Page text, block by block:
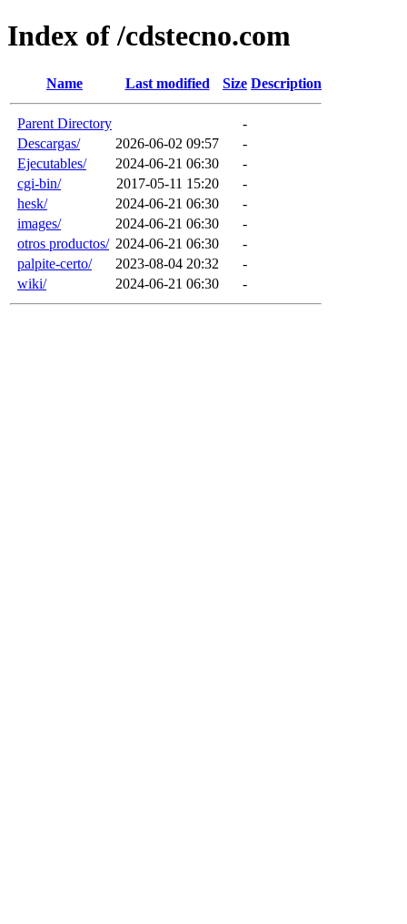
Index of /cdstecno.com
Name Last modified Size Description
Parent Directory
-
Descargas/
2026-06-02 09:57
-
Ejecutables/
2024-06-21 06:30
-
cgi-bin/
2017-05-11 15:20
-
hesk/
2024-06-21 06:30
-
images/
2024-06-21 06:30
-
otros productos/ 2024-06-21 06:30
-
palpite-certo/
2023-08-04 20:32
-
wiki/
2024-06-21 06:30 -